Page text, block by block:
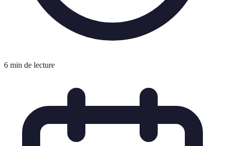
6 min de lecture